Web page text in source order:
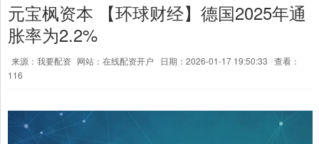
元宝枫资本 【环球财经】德国2025年通
胀率为2.2%
来源：我要配资 网站：在线配资开户 日期：2026-01-17 19:50:33 查看：
116